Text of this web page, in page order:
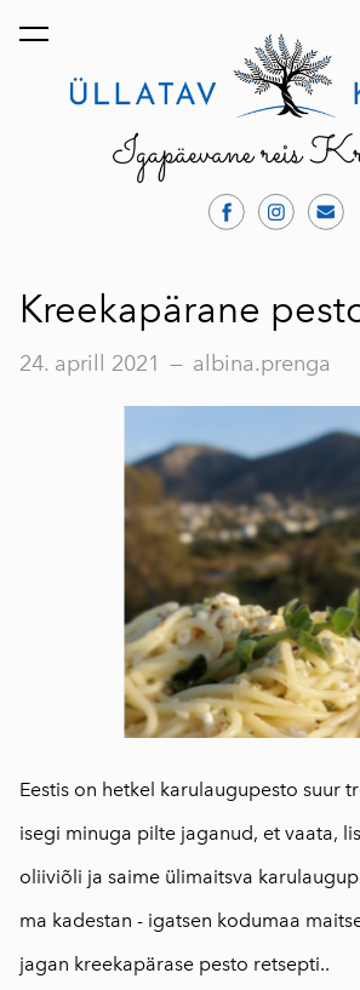
lisati ostukorvi. Vaata ostukorvi
Kreekapärane
24. aprill 2021 — albina.prenga
Eestis on hetkel karulaugupesto suur
isegi minuga pilte jaganud, et vaata,
oliiviõli ja saime ülimaitsva
ma kadestan - igatsen kodumaa
jagan kreekapärase pesto retsepti..